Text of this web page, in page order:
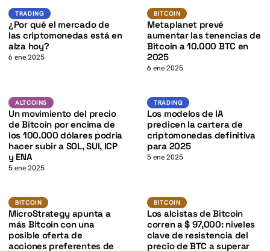
Trading
TRADING
¿Por qué el mercado de
las criptomonedas está en
alza hoy?
6 ene 2025
BITCOIN BTC
BITCOIN
Metaplanet prevé
aumentar las tenencias de
Bitcoin a 10.000 BTC en
2025
6 ene 2025
ALTCOINSBTC
K
ALTCOINS
Un movimiento del precio
de Bitcoin por encima de
los 100.000 dólares podría
hacer subir a SOL, SUI, ICP
y ENA
5 ene 2025
Trading
TRADING
Los modelos de IA
predicen la cartera de
criptomonedas definitiva
para 2025
5 ene 2025
BITCOIN K
BITCOIN
MicroStrategy apunta a
más Bitcoin con una
posible oferta de
acciones preferentes de
BITCOIN BTC
BITCOIN
Los alcistas de Bitcoin
corren a $ 97,000: niveles
clave de resistencia del
precio de BTC a superar